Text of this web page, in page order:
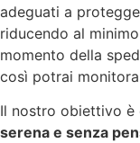
adeguati a
riducendo al
momento della
così potrai
Il nostro obiettivo è
serena e senza